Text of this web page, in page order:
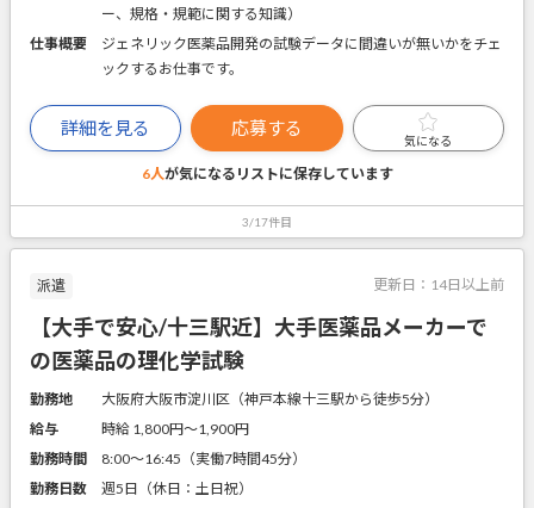
ー、規格・規範に関する知識）
仕事概要
ジェネリック医薬品開発の試験データに間違いが無いかをチェ
ックするお仕事です。
詳細を見る 応募する
気になる
6人が気になるリストに保存しています
3/17件目
派遣 更新日： 14日以上前
【大手で安心/十三駅近】大手医薬品メーカーで
の医薬品の理化学試験
勤務地
大阪府大阪市淀川区（神戸本線十三駅から徒歩5分）
給与
時給 1,800円〜1,900円
勤務時間
8:00～16:45（実働7時間45分）
勤務日数
週5日（休日：土日祝）